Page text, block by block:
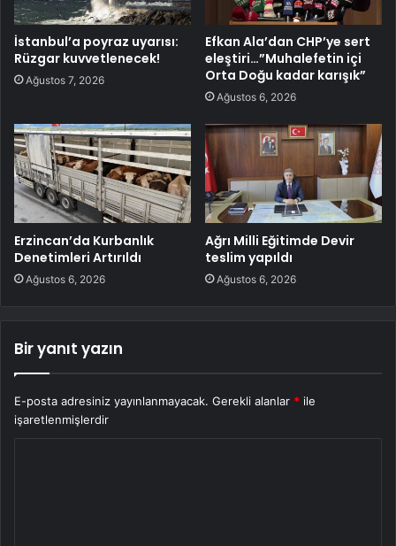
İstanbul’a poyraz uyarısı:
Rüzgar kuvvetlenecek!
Ağustos 7, 2026
Efkan Ala’dan CHP’ye sert
eleştiri…”Muhalefetin içi
Orta Doğu kadar karışık”
Ağustos 6, 2026
Erzincan’da Kurbanlık
Denetimleri Artırıldı
Ağustos 6, 2026
Ağrı Milli Eğitimde Devir
teslim yapıldı
Ağustos 6, 2026
Bir yanıt yazın
E-posta adresiniz yayınlanmayacak. Gerekli alanlar * ile
işaretlenmişlerdir